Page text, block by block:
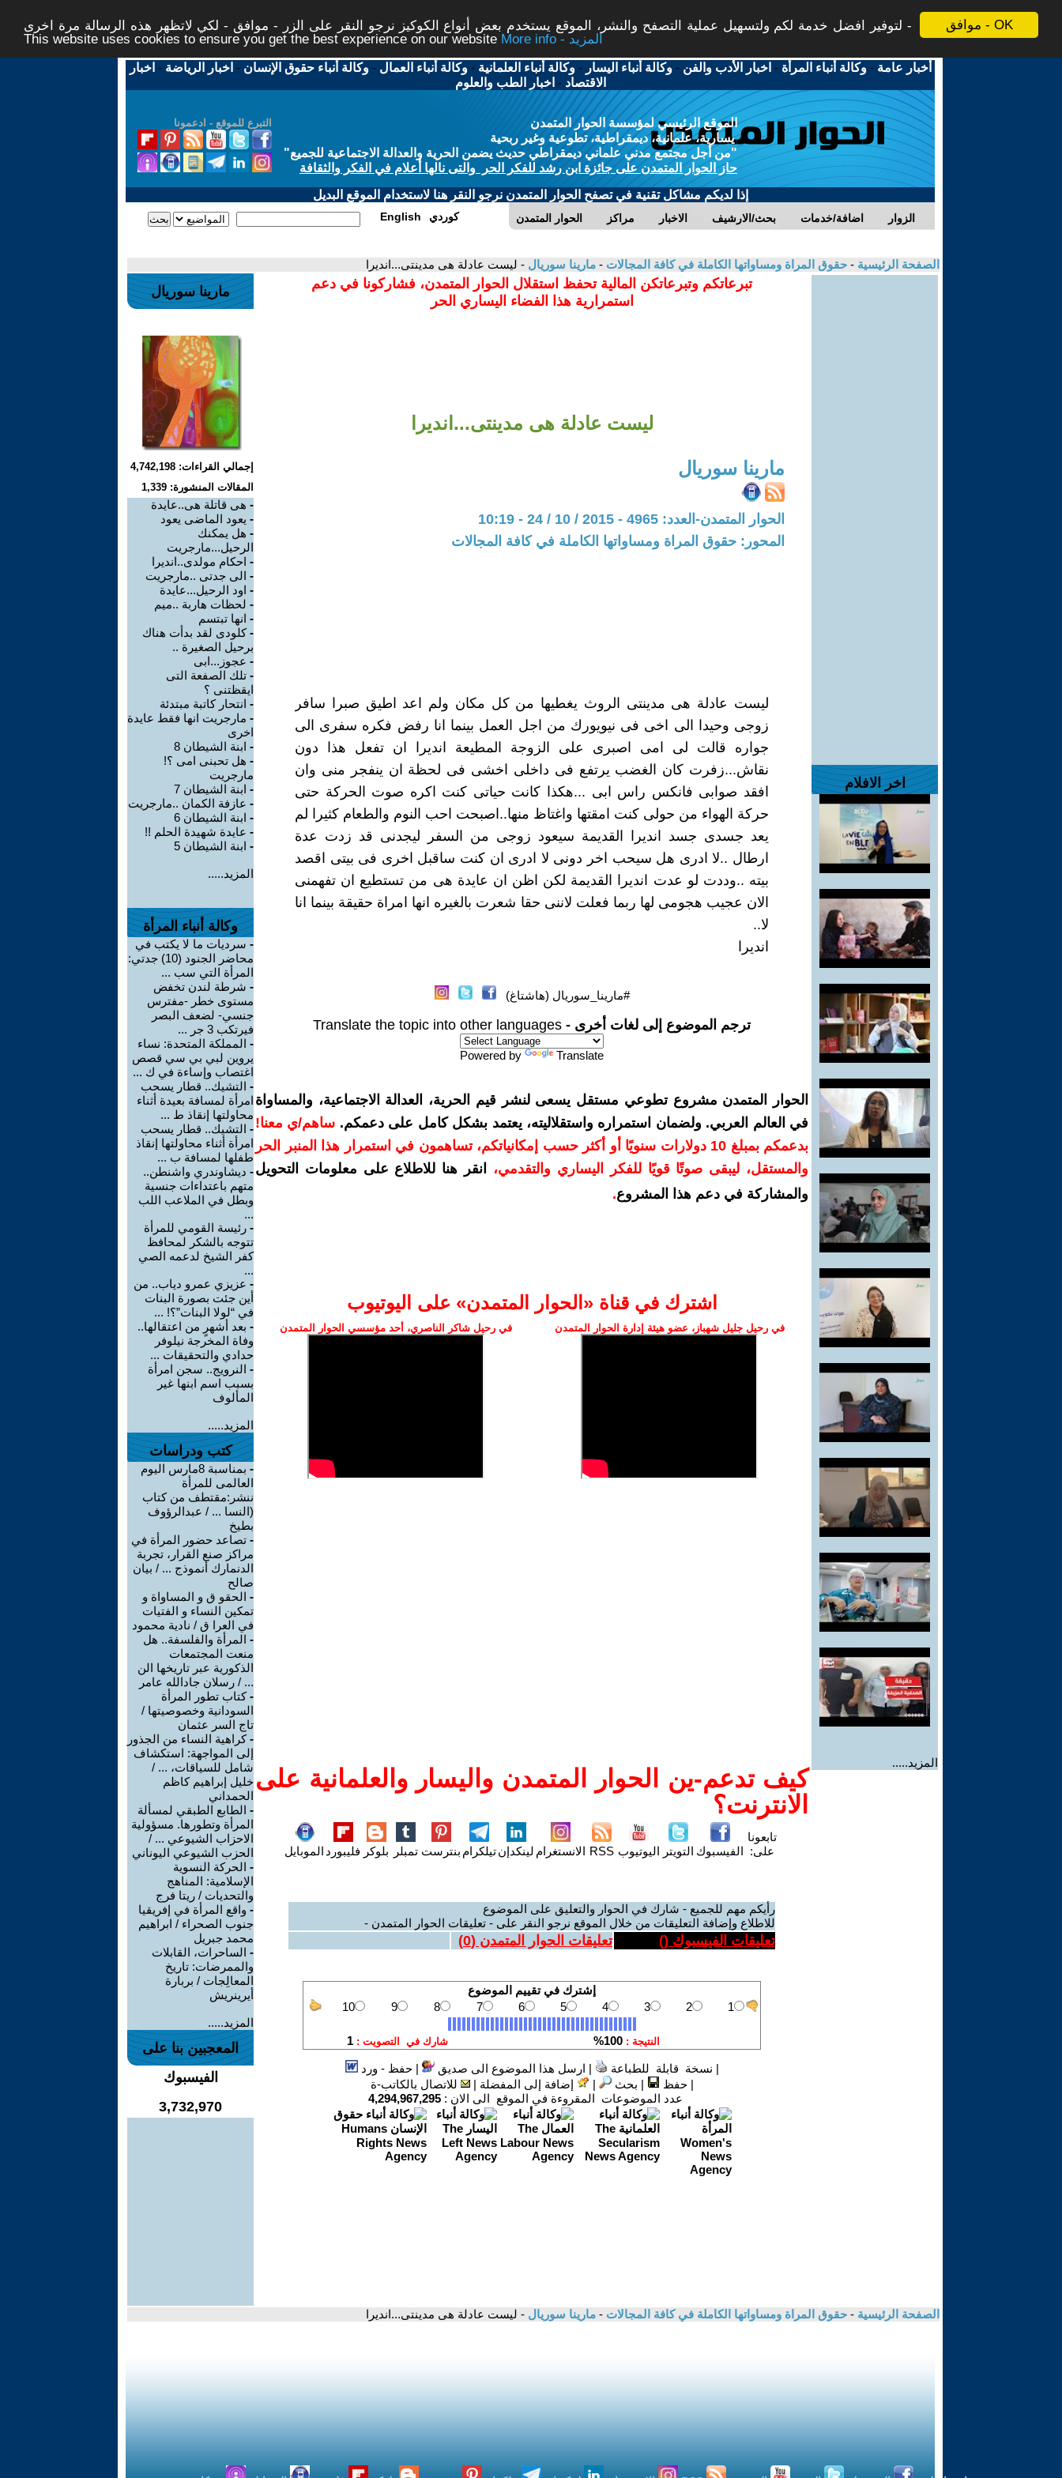
موافق - OK
لتوفير افضل خدمة لكم ولتسهيل عملية التصفح والنشر، الموقع يستخدم بعض أنواع الكوكيز نرجو النقر على الزر - موافق - لكي لاتظهر هذه الرسالة مرة اخرى -
This website uses cookies to ensure you get the best experience on our website
More info - المزيد
أخبار عامة -وكالة أنباء المرأة - اخبار الأدب والفن -وكالة أنباء اليسار -وكالة أنباء العلمانية -وكالة أنباء العمال -وكالة أنباء حقوق الإنسان - اخبار الرياضة - اخبار
الاقتصاد - اخبار الطب والعلوم
التبرع للموقع - ادعمونا
الموقع الرئيسي لمؤسسة الحوار المتمدن
يسارية، علمانية، ديمقراطية، تطوعية وغير ربحية
"من أجل مجتمع مدني علماني ديمقراطي حديث يضمن الحرية والعدالة الاجتماعية للجميع"
حاز الحوار المتمدن على جائزة ابن رشد للفكر الحر والتى نالها أعلام في الفكر والثقافة
إذا لديكم مشاكل تقنية في تصفح الحوار المتمدن نرجو النقر هنا لاستخدام الموقع البديل
الحوار المتمدن مراكز الاخبار بحث/الارشيف اضافة/خدمات الزوار English كوردي
الصفحة الرئيسية - حقوق المراة ومساواتها الكاملة في كافة المجالات - مارينا سوريال - ليست عادلة هى مدينتى...انديرا
اخر الافلام
المزيد.....
تبرعاتكم وتبرعاتكن المالية تحفظ استقلال الحوار المتمدن، فشاركونا في دعم
استمرارية هذا الفضاء اليساري الحر
ليست عادلة هى مدينتى...انديرا
مارينا سوريال
الحوار المتمدن-العدد: 4965 - 2015 / 10 / 24 - 10:19
المحور: حقوق المراة ومساواتها الكاملة في كافة المجالات
ليست عادلة هى مدينتى الروث يغطيها من كل مكان ولم اعد اطيق صبرا سافر
زوجى وحيدا الى اخى فى نيويورك من اجل العمل بينما انا رفض فكره سفرى الى
جواره قالت لى امى اصبرى على الزوجة المطيعة انديرا ان تفعل هذا دون
نقاش...زفرت كان الغضب يرتفع فى داخلى اخشى فى لحظة ان ينفجر منى وان
افقد صوابى فانكس راس ابى ...هكذا كانت حياتى كنت اكره صوت الحركة حتى
حركة الهواء من حولى كنت امقتها واغتاظ منها..اصبحت احب النوم والطعام كثيرا لم
يعد جسدى جسد انديرا القديمة سيعود زوجى من السفر ليجدنى قد زدت عدة
ارطال ..لا ادرى هل سيحب اخر دونى لا ادرى ان كنت ساقبل اخرى فى بيتى اقصد
بيته ..وددت لو عدت انديرا القديمة لكن اظن ان عايدة هى من تستطيع ان تفهمنى
الان عجيب هجومى لها ربما فعلت لاننى حقا شعرت بالغيره انها امراة حقيقة بينما انا
لا..
انديرا
#مارينا_سوريال (هاشتاغ)
ترجم الموضوع إلى لغات أخرى - Translate the topic into other languages
Powered by Translate
الحوار المتمدن مشروع تطوعي مستقل يسعى لنشر قيم الحرية، العدالة الاجتماعية، والمساواة
في العالم العربي. ولضمان استمراره واستقلاليته، يعتمد بشكل كامل على دعمكم. ساهم/ي معنا!
بدعمكم بمبلغ 10 دولارات سنويًا أو أكثر حسب إمكانياتكم، تساهمون في استمرار هذا المنبر الحر
والمستقل، ليبقى صوتًا قويًا للفكر اليساري والتقدمي،
انقر هنا للاطلاع على معلومات التحويل
والمشاركة في دعم هذا المشروع.
اشترك في قناة ‫«الحوار المتمدن» على اليوتيوب
في رحيل جليل شهباز، عضو هيئة إدارة الحوار المتمدن في رحيل شاكر الناصري، أحد مؤسسي الحوار المتمدن
كيف تدعم-ين الحوار المتمدن واليسار والعلمانية على
الانترنت؟
تابعونا
على: الفيسبوك التويتر اليوتيوب RSS الانستغرام لينكدإنتيلكرام بنترست تمبلر بلوكر فليبورد الموبايل
رأيكم مهم للجميع - شارك في الحوار والتعليق على الموضوع
للاطلاع وإضافة التعليقات من خلال الموقع نرجو النقر على - تعليقات الحوار المتمدن -
تعليقات الفيسبوك () تعليقات الحوار المتمدن (0
)
| نسخة قابلة للطباعة | ارسل هذا الموضوع الى صديق |حفظ - ورد
|حفظ | بحث | إضافة إلى المفضلة |
للاتصال بالكاتب-ة
عدد الموضوعات المقروءة في الموقع الى الان : 4,294,967,295
مارينا سوريال
إجمالي القراءات: 4,742,198
المقالات المنشورة: 1,339
- هى قاتلة هى..عايدة
- يعود الماضى يعود
- هل يمكنك
الرحيل...مارجريت
- احكام مولدى..انديرا
- الى جدتى ..مارجريت
- اود الرحيل...عايدة
- لحظات هاربة ..ميم
- انها تبتسم
-كلودى لقد بدأت هناك
برحيل الصغيرة ..
- عجوز...ابى
- تلك الصفعة التى
ايقظتنى ؟
- انتحار كاتبة مبتدئة
- مارجريت انها فقط عايدة
اخرى
- ابنة الشيطان 8
- هل تحبنى امى ؟!
مارجريت
- ابنة الشيطان 7
- عازفة الكمان ..مارجريت
- ابنة الشيطان 6
- عايدة شهيدة الحلم !!
- ابنة الشيطان 5
المزيد.....
وكالة أنباء المرأة
- سرديات ما لا يكتب في
محاضر الجنود (10) جدتي:
المرأة التي سب ...
- شرطة لندن تخفض
مستوى خطر -مفترس
جنسي- لضعف البصر
فيرتكب 3 جر ...
- المملكة المتحدة: نساء
يروين لبي بي سي قصص
اغتصاب وإساءة في ك ...
- التشيك.. قطار يسحب
امرأة لمسافة بعيدة أثناء
محاولتها إنقاذ ط ...
- التشيك.. قطار يسحب
امرأة أثناء محاولتها إنقاذ
طفلها لمسافة ب ...
- ديشاوندري واشنطن..
متهم باعتداءات جنسية
وبطل في الملاعب اللب
...
- رئيسة القومي للمرأة
تتوجه بالشكر لمحافظ
كفر الشيخ لدعمه الصي
...
- عزيزي عمرو دياب.. من
أين جئت بصورة البنات
في “لولا البنات”؟! ...
- بعد أشهرٍ من اعتقالها..
وفاة المخرجة نيلوفر
حدادي والتحقيقات ...
- النرويج.. سجن امرأة
بسبب اسم ابنها غير
المألوف
المزيد.....
كتب ودراسات
-
بمناسبة 8مارس اليوم
العالمى للمرأة
ننشر:مقتطف من كتاب
(النسا ... / عبدالرؤوف
بطيخ
- تصاعد حضور المرأة في
مراكز صنع القرار، تجربة
الدنمارك أنموذج ... / بيان
صالح
- الحقو ق و المساواة و
تمكين النساء و الفتيات
في العرا ق / نادية محمود
- المرأة والفلسفة.. هل
منعت المجتمعات
الذكورية عبر تاريخها الن
... / رسلان جادالله عامر
-كتاب تطور المرأة
السودانية وخصوصيتها /
تاج السر عثمان
-كراهية النساء من الجذور
إلى المواجهة: استكشاف
شامل للسياقات، ... /
خليل إبراهيم كاظم
الحمداني
- الطابع الطبقي لمسألة
المرأة وتطورها. مسؤولية
الاحزاب الشيوعي ... /
الحزب الشيوعي اليوناني
- الحركة النسوية
الإسلامية: المناهج
والتحديات / ريتا فرج
- واقع المرأة في إفريقيا
جنوب الصحراء / ابراهيم
محمد جبريل
- الساحرات، القابلات
والممرضات: تاريخ
المعالِجات / بربارة
أيرينريش
المزيد.....
المعجبين بنا على
الفيسبوك
3,732,970
الصفحة الرئيسية - حقوق المراة ومساواتها الكاملة في كافة المجالات - مارينا سوريال - ليست عادلة هى مدينتى...انديرا